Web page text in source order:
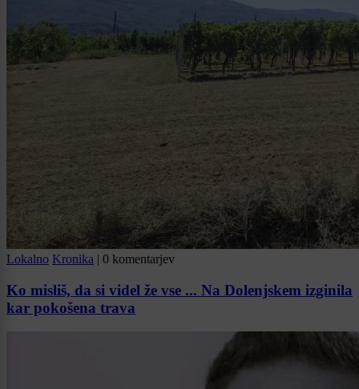
Lokalno Kronika | 0 komentarjev
Ko misliš, da si videl že vse ... Na Dolenjskem izginila
kar pokošena trava